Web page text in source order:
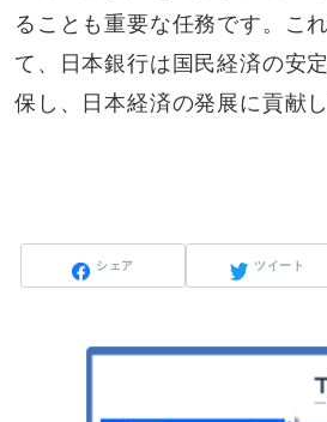
ることも重要な任務です。こ
て、日本銀行は国民経済の安
保し、日本経済の発展に貢献
シェア ツイート